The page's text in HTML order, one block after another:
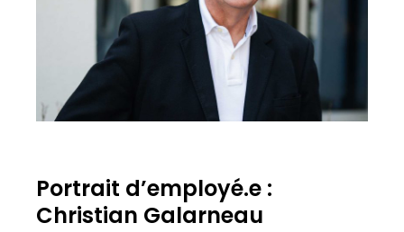
Portrait d’employé.e :
Christian Galarneau